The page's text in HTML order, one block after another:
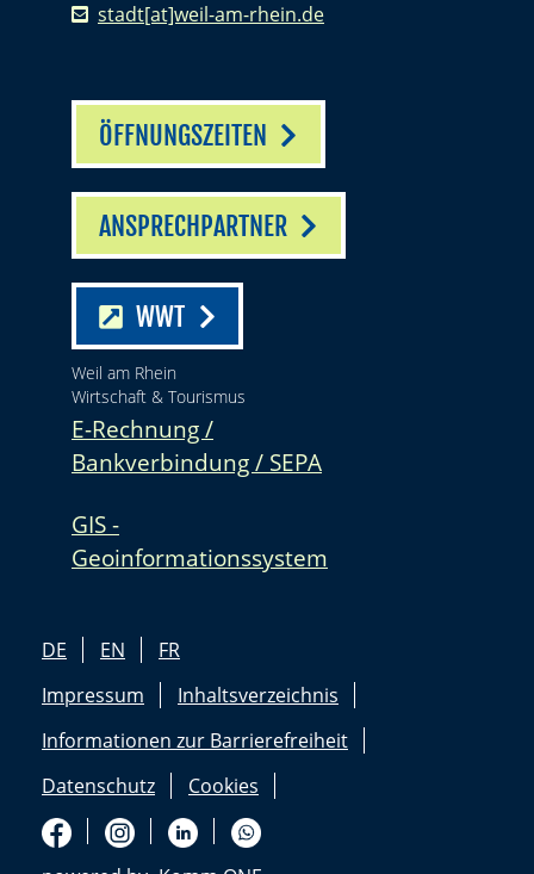
stadt[at]weil-am-rhein.de
ÖFFNUNGSZEITEN
ANSPRECHPARTNER
WWT
Weil am Rhein
Wirtschaft & Tourismus
E-Rechnung /
Bankverbindung / SEPA
GIS -
Geoinformationssystem
DE EN
FR
Impressum
Inhaltsverzeichnis
Informationen zur Barrierefreiheit
Datenschutz
Cookies